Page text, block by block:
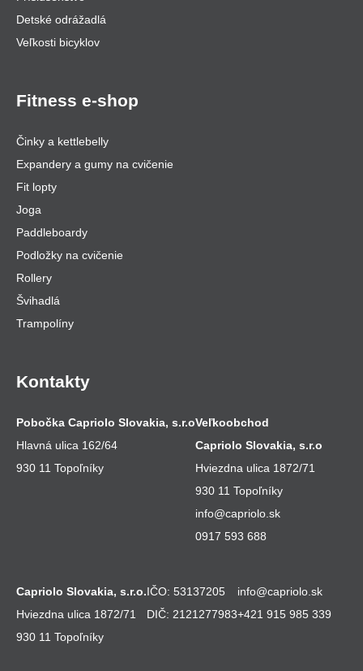
Detské odrážadlá
Veľkosti bicyklov
Fitness e-shop
Činky a kettlebelly
Expandery a gumy na cvičenie
Fit lopty
Joga
Paddleboardy
Podložky na cvičenie
Rollery
Švihadlá
Trampolíny
Kontakty
Pobočka Capriolo Slovakia, s.r.o
Hlavná ulica 162/64
930 11 Topoľníky
Veľkoobchod
Capriolo Slovakia, s.r.o
Hviezdna ulica 1872/71
930 11 Topoľníky
info@capriolo.sk
0917 593 688
Capriolo Slovakia, s.r.o.
Hviezdna ulica 1872/71
930 11 Topoľníky
IČO: 53137205
DIČ: 2121277983
info@capriolo.sk
+421 915 985 339